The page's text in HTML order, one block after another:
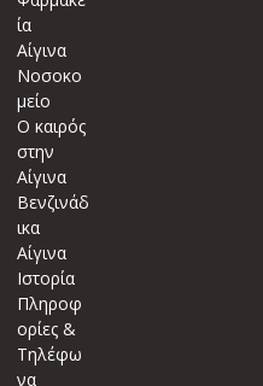
ία
Αίγινα
Νοσοκο
μείο
Ο καιρός
στην
Αίγινα
Βενζινάδ
ικα
Αίγινα
Ιστορία
Πληροφ
ορίες &
Τηλέφω
να